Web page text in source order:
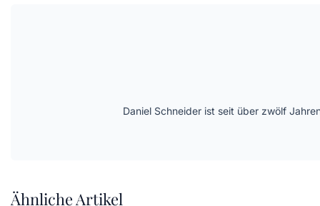
Daniel Schneider ist seit über zwölf
Ähnliche Artikel